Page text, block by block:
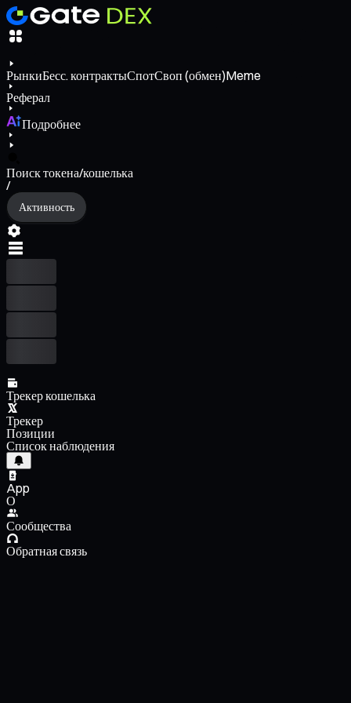
РынкиБесс. контрактыСпотСвоп (обмен)Meme
Реферал
Подробнее
Поиск токена/кошелька
/
Активность
Трекер кошелька
Трекер
Позиции
Список наблюдения
App
О
Сообщества
Обратная связь